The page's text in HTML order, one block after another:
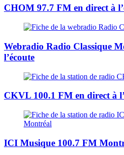
CHOM 97.7 FM en direct à
Webradio Radio Classique
l’écoute
CKVL 100.1 FM en direct à
ICI Musique 100.7 FM